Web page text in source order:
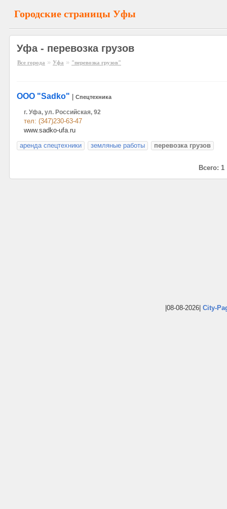
Городские страницы Уфы
Уфа - перевозка грузов
Все города » Уфа » "перевозка грузов"
ООО "Sadko" Спецтехника
г. Уфа, ул. Российская, 92
тел: (347)230-63-47
www.sadko-ufa.ru
аренда спецтехники
земляные работы перевозка грузов
Всего: 1
|08-08-2026| City-